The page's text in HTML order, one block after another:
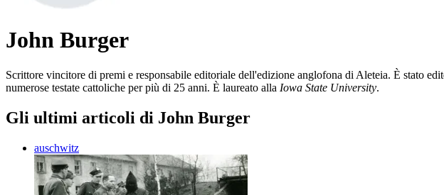
John Burger
Scrittore vincitore di premi e responsabile editoriale dell'edizione anglofona di Aleteia. È stato
numerose testate cattoliche per più di 25 anni. È laureato alla Iowa State University.
Gli ultimi articoli di John Burger
auschwitz